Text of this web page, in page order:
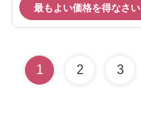
最もよい価格を得なさい
1 2 3